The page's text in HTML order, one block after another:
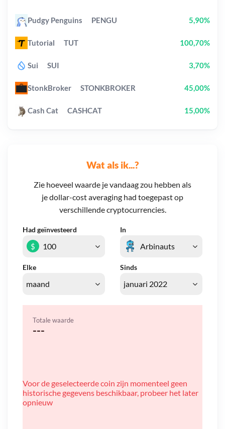
Wat als ik...?
Zie hoeveel waarde je vandaag zou hebben als
je dollar-cost averaging had toegepast op
verschillende cryptocurrencies.
Had geïnvesteerd In
Elke Sinds
$
Totale waarde
---
Voor de geselecteerde coin zijn momenteel geen
historische gegevens beschikbaar, probeer het later
opnieuw
Pudgy Penguins PENGU 5,90%
Tutorial TUT 100,70%
Sui SUI 3,70%
StonkBroker STONKBROKER 45,00%
Cash Cat CASHCAT 15,00%